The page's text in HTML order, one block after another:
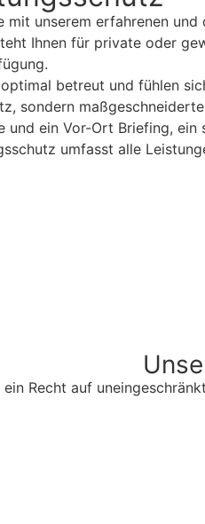
mit unserem erfahrenen
Ihnen für private oder
betreut und fühlen
sondern
und ein Vor-Ort Briefing,
umfasst alle
Recht auf